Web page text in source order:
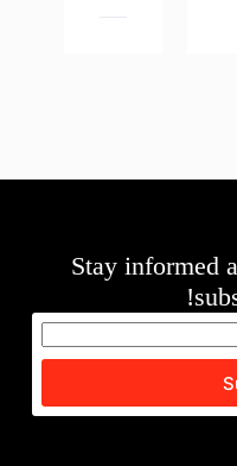
Stay informed